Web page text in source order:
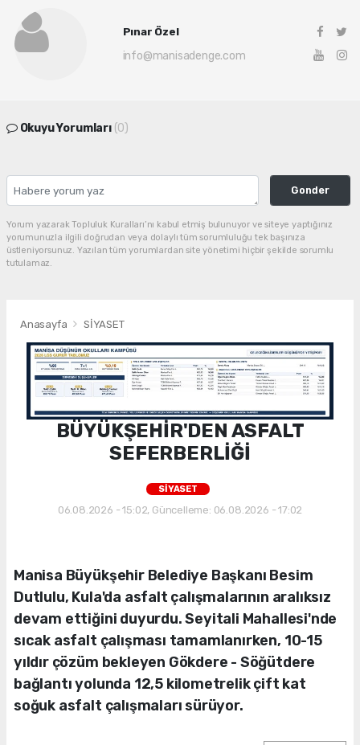
Pınar Özel
info@manisadenge.com
Okuyu Yorumları (0)
Gonder
Yorum yazarak Topluluk Kuralları’nı kabul etmiş bulunuyor ve siteye yaptığınız
yorumunuzla ilgili doğrudan veya dolaylı tüm sorumluluğu tek başınıza
üstleniyorsunuz. Yazılan tüm yorumlardan site yönetimi hiçbir şekilde sorumlu
tutulamaz.
Anasayfa SİYASET
BÜYÜKŞEHİR'DEN ASFALT
SEFERBERLİĞİ
SİYASET
06.08.2026 - 15:02, Güncelleme: 06.08.2026 - 17:02
Manisa Büyükşehir Belediye Başkanı Besim
Dutlulu, Kula'da asfalt çalışmalarının aralıksız
devam ettiğini duyurdu. Seyitali Mahallesi'nde
sıcak asfalt çalışması tamamlanırken, 10-15
yıldır çözüm bekleyen Gökdere - Söğütdere
bağlantı yolunda 12,5 kilometrelik çift kat
soğuk asfalt çalışmaları sürüyor.